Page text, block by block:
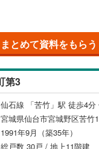
まとめて資料をもらう
第3
仙石線 「苦竹」駅 徒歩4分
宮城県仙台市宮城野区苦竹
1991年9月（築35年）
総戸数 30戸 / 地上11階建
福岡 佐賀
亘理郡山元町(0)
黒川郡大衡村
遠田郡涌谷町(0)
本吉郡南三陸町(
置、向き、建ち方、日
階下に住戸なし（0）
・規模・施工・品質・